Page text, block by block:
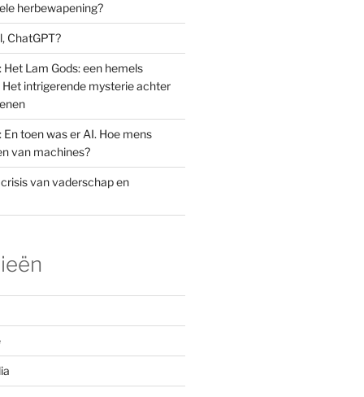
herbewapening?
ChatGPT?
Lam Gods: een hemels
intrigerende mysterie achter
toen was er AI. Hoe mens
van machines?
crisis van vaderschap en